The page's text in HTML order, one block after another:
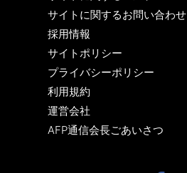
サイトに関するお問い合わせ
採用情報
サイトポリシー
プライバシーポリシー
利用規約
運営会社
AFP通信会長ごあいさつ